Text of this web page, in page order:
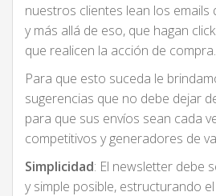
nuestros clientes lean los emails
y más allá de eso, que hagan
que realicen la acción de compra.
Para que esto suceda le
sugerencias que no debe dejar
para que sus envíos sean cada
competitivos y generadores de
Simplicidad: El newsletter debe
y simple posible, estructurando